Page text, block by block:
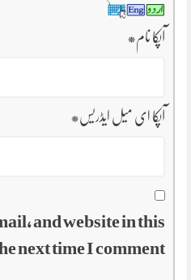
آپکا نام*
آپکا ای میل ایڈریس*
and website in this
next time I comment.